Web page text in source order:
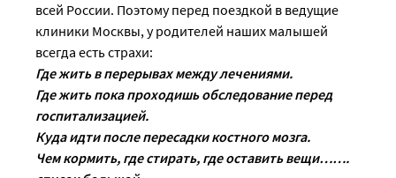
всей России. Поэтому перед поездкой в ведущие
клиники Москвы, у родителей наших малышей
всегда есть страхи:
Где жить в перерывах между лечениями.
Где жить пока проходишь обследование перед
госпитализацией.
Куда идти после пересадки костного мозга.
Чем кормить, где стирать, где оставить вещи…….